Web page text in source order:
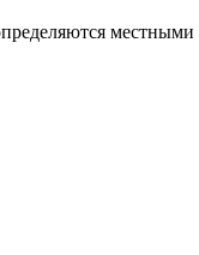
местными